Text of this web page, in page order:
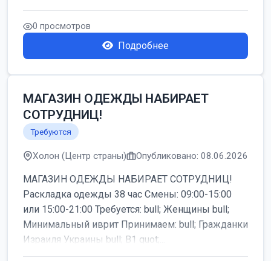
0 просмотров
Подробнее
МАГАЗИН ОДЕЖДЫ НАБИРАЕТ
СОТРУДНИЦ!
Требуются
Холон (Центр страны) Опубликовано: 08.06.2026
МАГАЗИН ОДЕЖДЫ НАБИРАЕТ СОТРУДНИЦ!
Раскладка одежды 38 час Смены: 09:00-15:00
или 15:00-21:00 Требуется: bull; Женщины bull;
Минимальный иврит Принимаем: bull; Гражданки
Израиля Украины bull; B1 quot;...